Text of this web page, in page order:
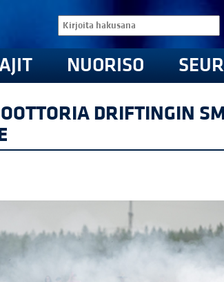
NUORISO
DRIFTINGIN